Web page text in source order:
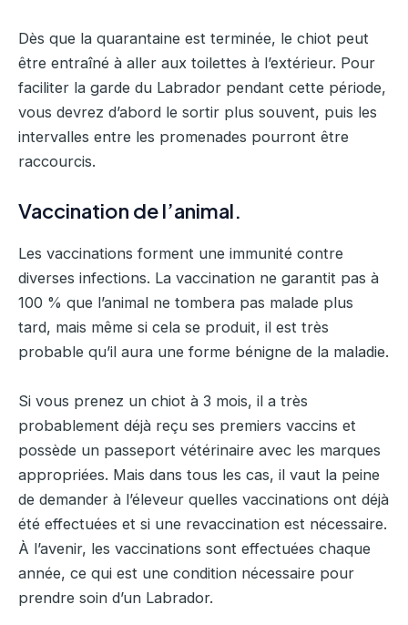
Dès que la quarantaine est terminée, le chiot peut
être entraîné à aller aux toilettes à l’extérieur. Pour
faciliter la garde du Labrador pendant cette période,
vous devrez d’abord le sortir plus souvent, puis les
intervalles entre les promenades pourront être
raccourcis.
Vaccination de l’animal.
Les vaccinations forment une immunité contre
diverses infections. La vaccination ne garantit pas à
100 % que l’animal ne tombera pas malade plus
tard, mais même si cela se produit, il est très
probable qu’il aura une forme bénigne de la maladie.
Si vous prenez un chiot à 3 mois, il a très
probablement déjà reçu ses premiers vaccins et
possède un passeport vétérinaire avec les marques
appropriées. Mais dans tous les cas, il vaut la peine
de demander à l’éleveur quelles vaccinations ont déjà
été effectuées et si une revaccination est nécessaire.
À l’avenir, les vaccinations sont effectuées chaque
année, ce qui est une condition nécessaire pour
prendre soin d’un Labrador.